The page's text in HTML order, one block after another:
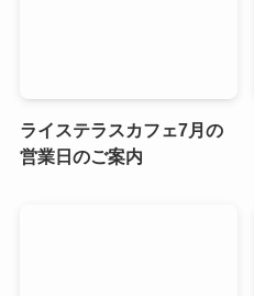
ライステラスカフェ7月の
営業日のご案内